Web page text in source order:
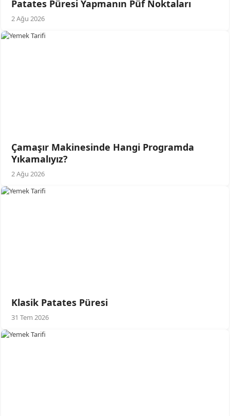
Patates Püresi Yapmanın Püf Noktaları
2 Ağu 2026
Çamaşır Makinesinde Hangi Programda
Yıkamalıyız?
2 Ağu 2026
Klasik Patates Püresi
31 Tem 2026